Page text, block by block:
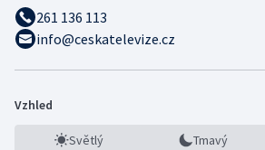
261 136 113
info@ceskatelevize.cz
Vzhled
Světlý Tmavý